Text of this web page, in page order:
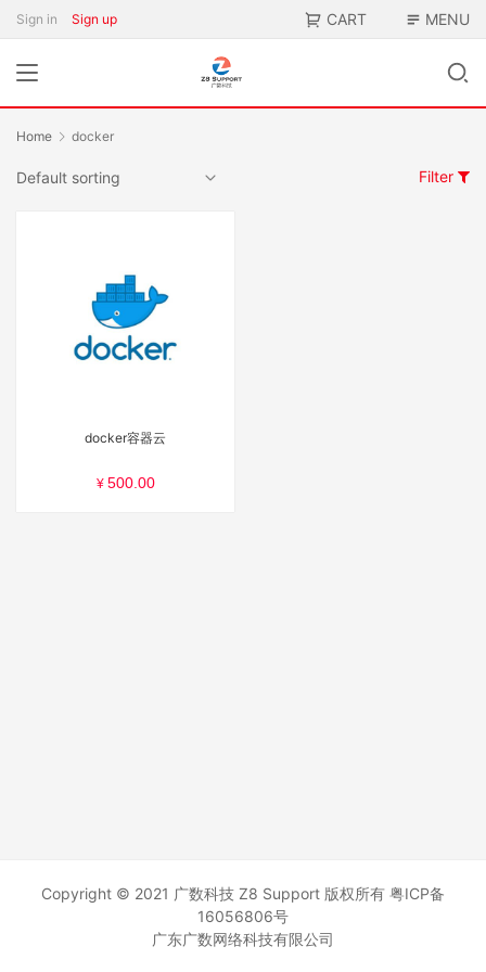
Sign in Sign up CART MENU
Home docker
Filter
docker容器云
¥ 500.00
Copyright © 2021 广数科技 Z8 Support 版权所有 粤ICP备
16056806号
广东广数网络科技有限公司